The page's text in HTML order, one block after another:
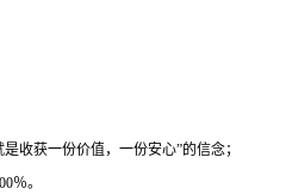
收获一份价值，一份安心”的信念；
％。